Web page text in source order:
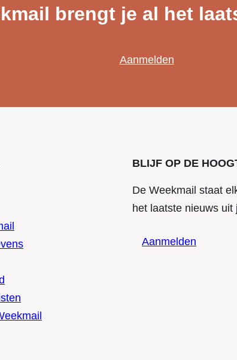
brengt je al het
Aanmelden
BLIJF OP DE
De Weekmail staat
het laatste nieuws uit
Aanmelden